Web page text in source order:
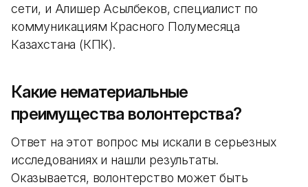
сети, и Алишер Асылбеков, специалист по
коммуникациям Красного Полумесяца
Казахстана (КПК).
Какие нематериальные
преимущества волонтерства?
Ответ на этот вопрос мы искали в серьезных
исследованиях и нашли результаты.
Оказывается, волонтерство может быть